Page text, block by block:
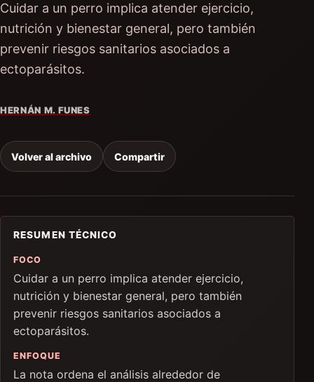
Cuidar a un perro implica atender ejercicio,
nutrición y bienestar general, pero también
prevenir riesgos sanitarios asociados a
ectoparásitos.
HERNÁN M. FUNES
Volver al archivo Compartir
RESUMEN TÉCNICO
FOCO
Cuidar a un perro implica atender ejercicio,
nutrición y bienestar general, pero también
prevenir riesgos sanitarios asociados a
ectoparásitos.
ENFOQUE
La nota ordena el análisis alrededor de